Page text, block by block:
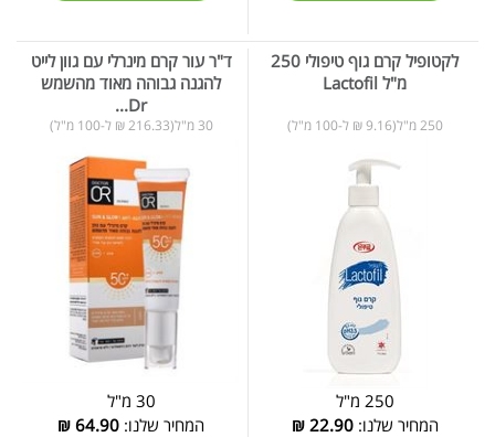
לקטופיל קרם גוף טיפולי 250
מ"ל Lactofil
250 מ"ל(9.16 ₪ ל-100 מ"ל)
250 מ"ל
המחיר שלנו:22.90
₪
ד"ר עור קרם מינרלי עם גוון לייט
להגנה גבוהה מאוד מהשמש
Dr...
30 מ"ל(216.33 ₪ ל-100 מ"ל)
30 מ"ל
המחיר שלנו: 64.90
₪